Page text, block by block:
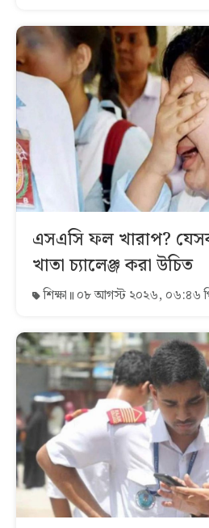
এসএসি ফল খারাপ?
খাতা চ্যালেঞ্জ করা উচিত
শিক্ষা ০৮ আগস্ট ২০২৬, ০৬:৪৬